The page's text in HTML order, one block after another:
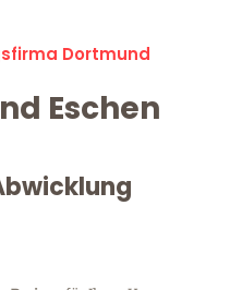
Dortmund
Eschen